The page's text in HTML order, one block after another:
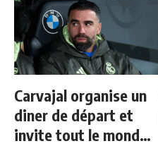
Carvajal organise un
diner de départ et
invite tout le monde